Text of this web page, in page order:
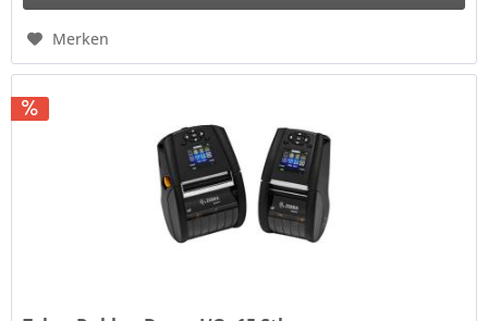
Merken